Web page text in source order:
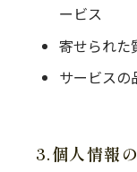
ービス
寄せられた
サービスの
3.個人情報